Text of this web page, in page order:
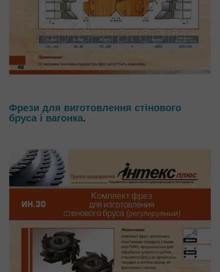
Фрези для виготовлення стінового
бруса і вагонка.